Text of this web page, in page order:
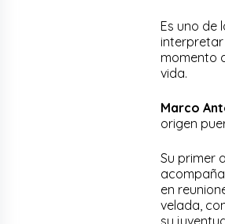
Es uno de
interpretar
momento
vida.
Marco
origen
Su primer
en
velada,
su